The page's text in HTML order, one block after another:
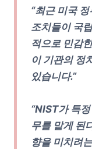
“최근 미국
조치들이 국
적으로 민감
이 기관의 정
있습니다.”
“NIST가 특
무를 맡게 된
향을 미치려